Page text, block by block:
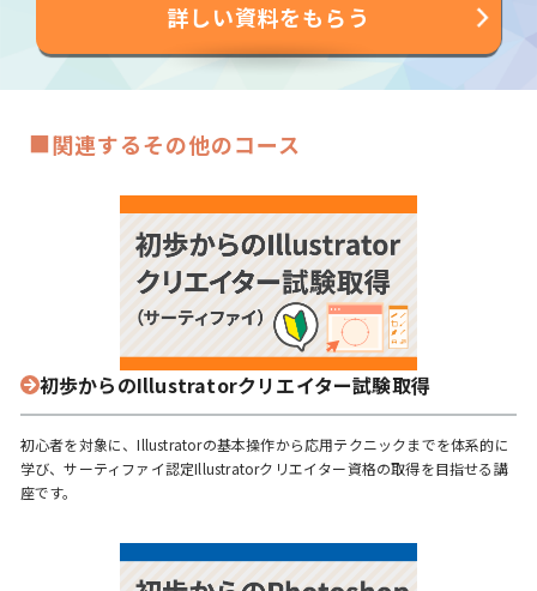
詳しい資料をもらう
■関連するその他のコース
初歩からのIllustratorクリエイター試験取得
初心者を対象に、Illustratorの基本操作から応用テクニックまでを体系的に
学び、サーティファイ認定Illustratorクリエイター資格の取得を目指せる講
座です。